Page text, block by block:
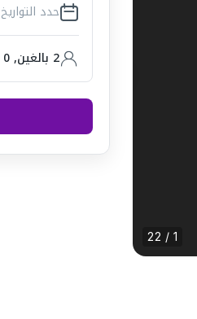
1 / 22
حدد التواريخ
2 بالغين ,
0